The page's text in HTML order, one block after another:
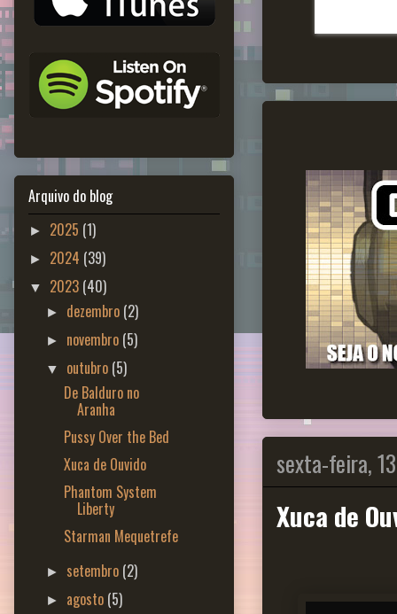
sexta-feira,
Xuca de
Arquivo do blog
► 2025 (1)
► 2024 (39)
▼ 2023 (40)
► dezembro (2)
► novembro (5)
▼ outubro (5)
De Balduro no
Aranha
Pussy Over the Bed
Xuca de Ouvido
Phantom System
Liberty
Starman Mequetrefe
► setembro (2)
► agosto (5)